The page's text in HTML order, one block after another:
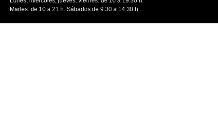
Martes: de 10 a 21 h. Sábados de 9.30 a 14.30 h.